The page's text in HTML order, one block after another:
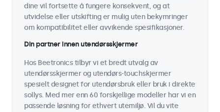
dine vil fortsette å fungere konsekvent, og at
utvidelse eller utskifting er mulig uten bekymringer
om kompatibilitet eller avvikende spesifikasjoner.
Din partner innen utendørsskjermer
Hos Beetronics tilbyr vi et bredt utvalg av
utendørsskjermer og utendørs-touchskjermer
spesielt designet for utendørsbruk eller bruk i direkte
sollys. Med mer enn 60 forskjellige modeller har vi en
passende løsning for ethvert utemiljø. Vil du vite